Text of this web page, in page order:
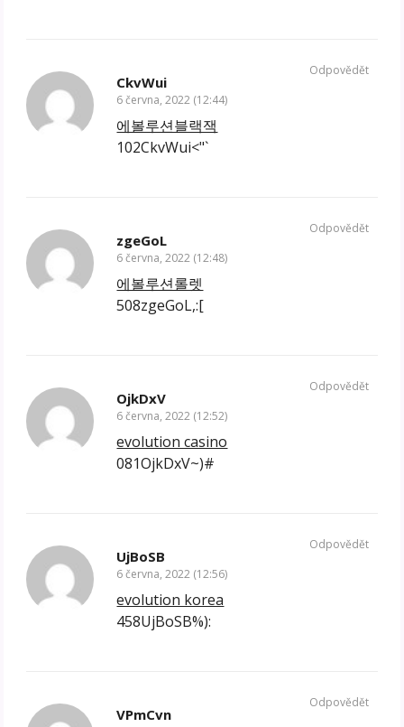
CkvWui
6 června, 2022 (12:44)
에볼루션블랙잭
102CkvWui<"`
Odpovědět
zgeGoL
6 června, 2022 (12:48)
에볼루션롤렛
508zgeGoL,:[
Odpovědět
OjkDxV
6 června, 2022 (12:52)
evolution casino
081OjkDxV~)#
Odpovědět
UjBoSB
6 června, 2022 (12:56)
evolution korea
458UjBoSB%):
Odpovědět
VPmCvn
Odpovědět